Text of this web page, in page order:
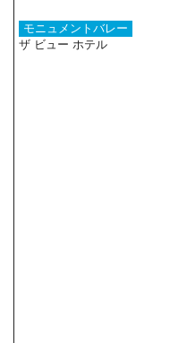
モニュメントバレー
ザ ビュー ホテル